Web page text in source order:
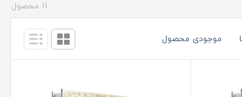
11 محصول
موجودی محصول